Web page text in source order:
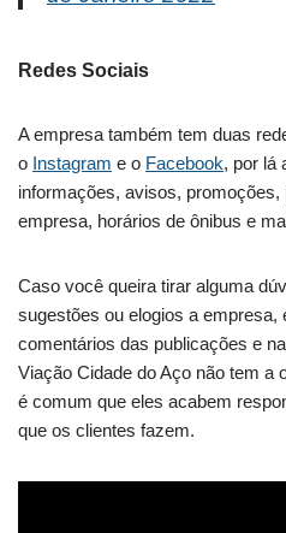
Redes Sociais
A empresa também tem duas
o Instagram e o Facebook, por lá
informações, avisos, promoções,
empresa, horários de ônibus e
Caso você queira tirar alguma
sugestões ou elogios a
comentários das publicações e
Viação Cidade do Aço não tem a
é comum que eles acabem
que os clientes fazem.